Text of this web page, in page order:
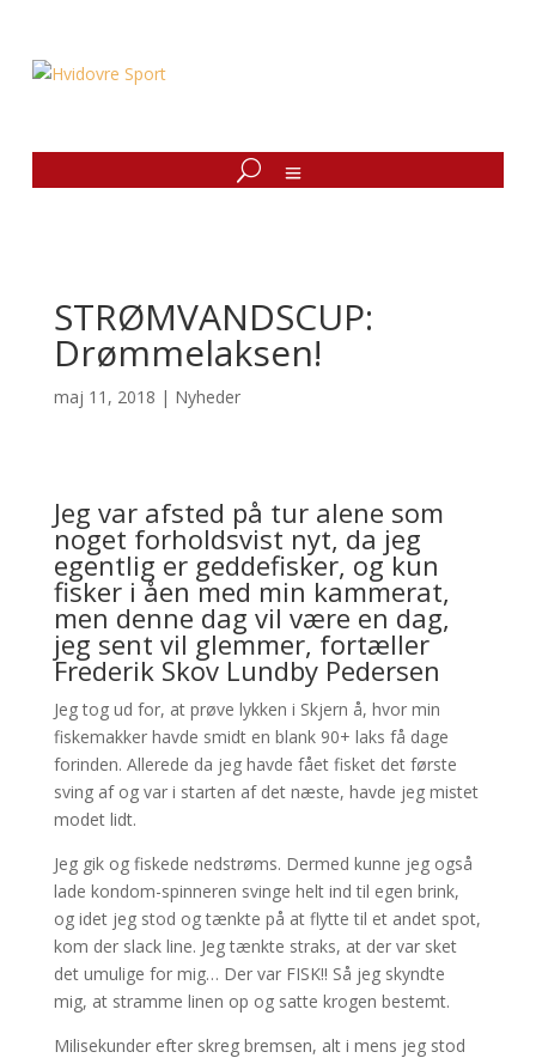
STRØMVANDSCUP:
Drømmelaksen!
maj 11, 2018 | Nyheder
Jeg var afsted på tur alene som
noget forholdsvist nyt, da jeg
egentlig er geddefisker, og kun
fisker i åen med min kammerat,
men denne dag vil være en dag,
jeg sent vil glemmer, fortæller
Frederik Skov Lundby Pedersen
Jeg tog ud for, at prøve lykken i Skjern å, hvor min
fiskemakker havde smidt en blank 90+ laks få dage
forinden. Allerede da jeg havde fået fisket det første
sving af og var i starten af det næste, havde jeg mistet
modet lidt.
Jeg gik og fiskede nedstrøms. Dermed kunne jeg også
lade kondom-spinneren svinge helt ind til egen brink,
og idet jeg stod og tænkte på at flytte til et andet spot,
kom der slack line. Jeg tænkte straks, at der var sket
det umulige for mig… Der var FISK!! Så jeg skyndte
mig, at stramme linen op og satte krogen bestemt.
Milisekunder efter skreg bremsen, alt i mens jeg stod